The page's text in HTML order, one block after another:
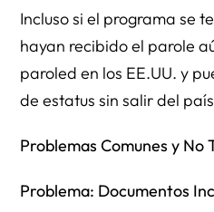
Incluso si el programa se
hayan recibido el parole
paroled en los EE.UU. y
de estatus sin salir del
Problemas Comunes y No
Problema: Documentos